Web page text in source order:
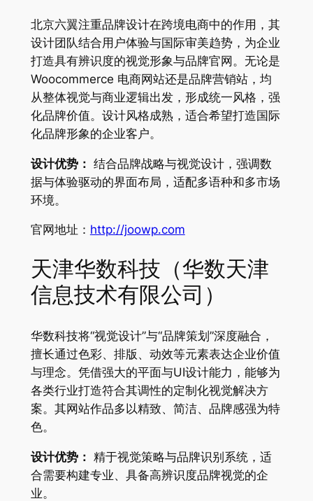
北京六翼注重品牌设计在跨境电商中的作用，其
设计团队结合用户体验与国际审美趋势，为企业
打造具有辨识度的视觉形象与品牌官网。无论是
Woocommerce 电商网站还是品牌营销站，均
从整体视觉与商业逻辑出发，形成统一风格，强
化品牌价值。设计风格成熟，适合希望打造国际
化品牌形象的企业客户。
设计优势： 结合品牌战略与视觉设计，强调数
据与体验驱动的界面布局，适配多语种和多市场
环境。
官网地址： http://joowp.com
天津华数科技（华数天津
信息技术有限公司）
华数科技将“视觉设计”与“品牌策划”深度融合，
擅长通过色彩、排版、动效等元素表达企业价值
与理念。凭借强大的平面与UI设计能力，能够为
各类行业打造符合其调性的定制化视觉解决方
案。其网站作品多以精致、简洁、品牌感强为特
色。
设计优势： 精于视觉策略与品牌识别系统，适
合需要构建专业、具备高辨识度品牌视觉的企
业。